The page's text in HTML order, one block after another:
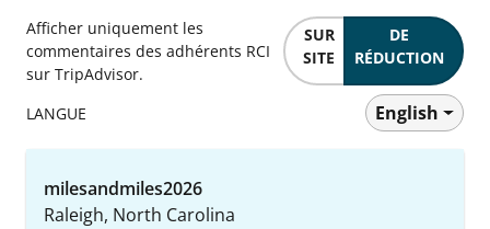
Afficher uniquement les
commentaires des adhérents RCI
sur TripAdvisor.
SUR
SITE
DE
RÉDUCTION
LANGUE English
milesandmiles2026
Raleigh, North Carolina